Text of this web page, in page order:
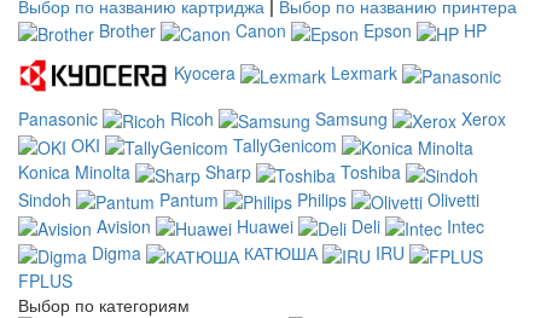
Выбор по названию картриджа | Выбор по названию принтера
Brother
Canon Epson
HP
Kyocera
Lexmark
Panasonic
Ricoh Samsung
Xerox
OKI
TallyGenicom
Konica Minolta
Sharp
Toshiba
Sindoh
Pantum Philips
Olivetti
Avision
Huawei Deli
Intec
Digma
КАТЮША
IRU
FPLUS
Выбор по категориям